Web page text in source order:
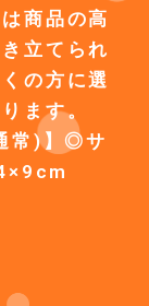
商品の高
立てられ
の方に選
ます。
常)】◎サ